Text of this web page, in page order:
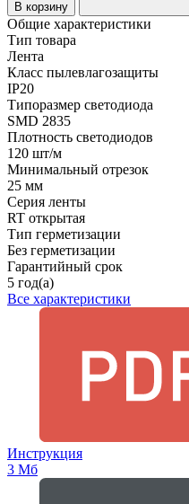
В корзину
Общие характеристики
Тип товара
Лента
Класс пылевлагозащиты
IP20
Типоразмер светодиода
SMD 2835
Плотность светодиодов
120 шт/м
Минимальный отрезок
25 мм
Серия ленты
RT открытая
Тип герметизации
Без герметизации
Гарантийный срок
5 год(а)
Все характеристики
Инструкция
3 Мб